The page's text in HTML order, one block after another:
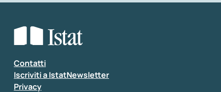
Seleziona la tipologia della segnalazione
Inserisci il tuo commento
Contatti
Iscriviti a IstatNewsletter
Privacy